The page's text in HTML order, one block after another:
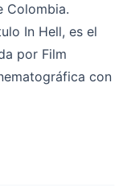
Colombia.
In Hell, es el
por Film
con